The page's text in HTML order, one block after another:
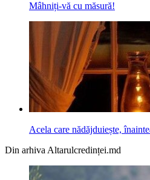
Mâhniți-vă cu măsură!
Acela care nădăjduiește,
Din arhiva Altarulcredinței.md